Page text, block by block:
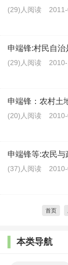
(29)人阅读
申端锋:村民自治
(29)人阅读
申端锋：农村土
(20)人阅读
申端锋等:农民
(37)人阅读
首页
本类导航